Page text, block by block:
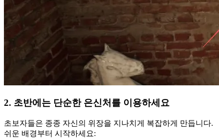
2. 초반에는 단순한 은신처를 이용하세요
초보자들은 종종 자신의 위장을 지나치게 복잡하게 만듭니다.
쉬운 배경부터 시작하세요: